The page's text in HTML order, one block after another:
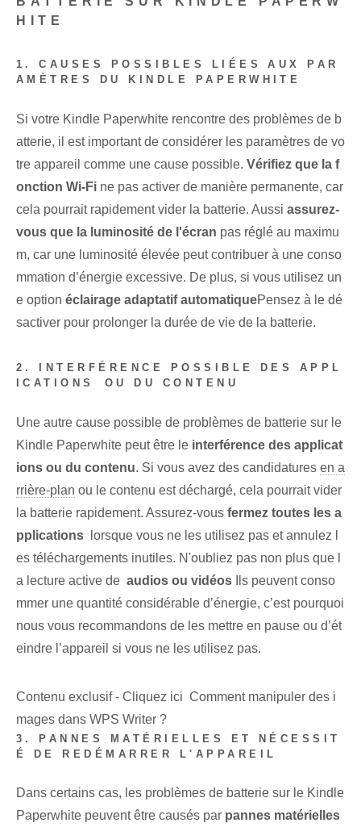
HITE
1. CAUSES POSSIBLES LIÉES AUX PAR
AMÈTRES DU KINDLE PAPERWHITE
Si votre Kindle Paperwhite⁢ rencontre des problèmes de b
atterie, il est important de considérer les paramètres de vo
tre appareil comme une cause possible.​ Vérifiez que la f
onction Wi-Fi ⁣ne pas activer ⁣de manière permanente, car
cela pourrait rapidement vider la batterie. ‌Aussi⁢ assurez-
vous que la luminosité de l'écran pas réglé au maximu
m, car une luminosité élevée peut contribuer à une conso
mmation d’énergie excessive. De plus, ⁤si vous utilisez un
e ⁢option éclairage adaptatif automatiquePensez à le dé
sactiver pour prolonger la durée de vie de la batterie.
2. ‌INTERFÉRENCE POSSIBLE DES APPL
ICATIONS ⁣OU ‌DU CONTENU
Une autre cause possible de problèmes de batterie sur le
Kindle Paperwhite peut être le interférence des applicat
ions ou du contenu. Si‌ vous avez des candidatures en a
rrière-plan ⁢ou le contenu est déchargé, cela pourrait vider
la batterie⁢ rapidement. ⁤Assurez-vous fermez toutes les a
pplications ​ lorsque vous ne les utilisez pas et annulez l
es téléchargements inutiles. N'oubliez pas non plus que⁢ l
a lecture active ‌de ⁣ audios ou vidéos Ils peuvent conso
mmer une quantité considérable d’énergie, c’est pourquoi
nous vous recommandons de les mettre en pause ou d’ét
eindre l’appareil si vous ne les utilisez pas.
Contenu exclusif - Cliquez ici Comment manipuler des i
mages dans WPS Writer ?
3. PANNES MATÉRIELLES ET NÉCESSIT
É DE REDÉMARRER L'APPAREIL
Dans ⁣certains cas, les problèmes de batterie sur le Kindle⁣
Paperwhite peuvent être ⁢causés par pannes matérielles